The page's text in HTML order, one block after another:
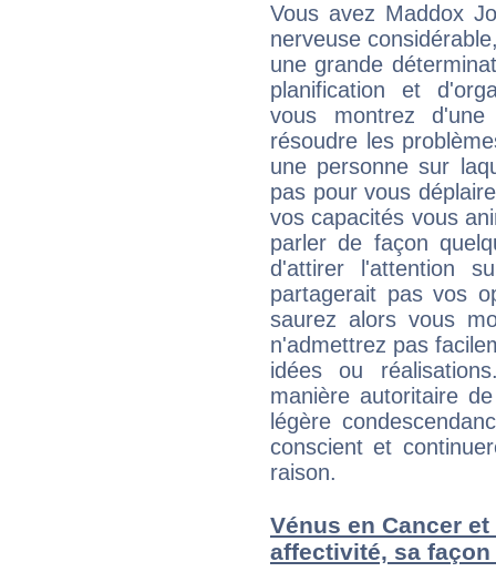
Vous avez Maddox
nerveuse
une grande
planification et
vous montrez
résoudre les
une personne sur
pas pour vous
vos capacités vous
parler de façon
d'attirer l'attention
partagerait pas vos
saurez alors vous
n'admettrez pas
idées ou
manière autoritaire
légère
conscient et
raison.
Vénus en Cancer
affectivité, sa